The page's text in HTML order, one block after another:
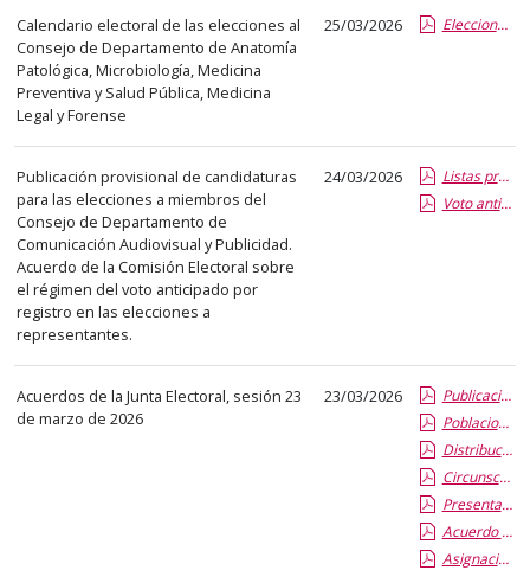
los
anuncios
del
tablón
seleccionado
previamente.
En
la
primera
columna
el
título
anuncio,
publicación:
Calendario electoral de las elecciones al
Consejo de Departamento de Anatomía
Patológica, Microbiología, Medicina
Preventiva y Salud Pública, Medicina
Legal y Forense
25/03/2026 Elecciones al Consejo nuevo.report.pdf.pdf
Publicación provisional de candidaturas
para las elecciones a miembros del
Consejo de Departamento de
Comunicación Audiovisual y Publicidad.
Acuerdo de la Comisión Electoral sobre
el régimen del voto anticipado por
registro en las elecciones a
representantes.
24/03/2026
Listas provisionales candidaturas.pdf.pdf
Voto anticipado por registro.pdf.pdf
Acuerdos de la Junta Electoral, sesión 23
de marzo de 2026
23/03/2026
Publicación censos definitivos.pdf.pdf
Poblacion electores definitiva.pdf.pdf
Distribucion definitiva Claustrales.pdf.pdf
Circunscripciones definitivas.pdf.pdf
Presentacion candidaturas.pdf.pdf
Acuerdo sobre asignacion economicas y otros.pdf.pdf
Asignacion economica Mesa.pdf.pdf